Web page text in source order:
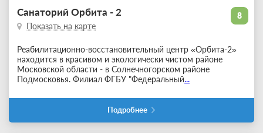
8
Санаторий Орбита - 2
Показать на карте
Реабилитационно-восстановительный центр «Орбита-2»
находится в красивом и экологически чистом районе
Московской области - в Солнечногорском районе
Подмосковья. Филиал ФГБУ "Федеральный...
Подробнее